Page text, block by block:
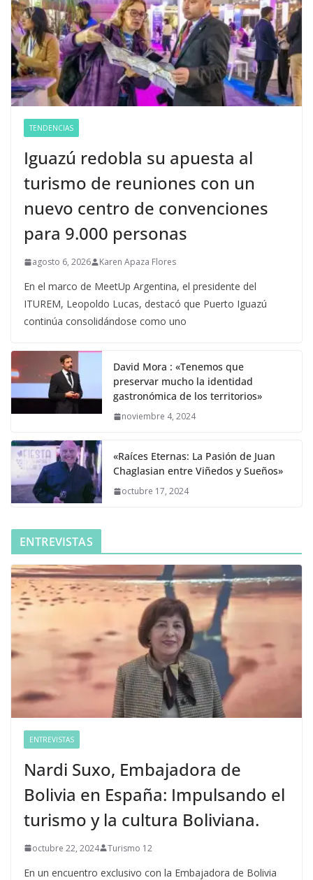
TENDENCIAS
Iguazú redobla su apuesta al
turismo de reuniones con un
nuevo centro de convenciones
para 9.000 personas
agosto 6, 2026 Karen Apaza Flores
En el marco de MeetUp Argentina, el presidente del
ITUREM, Leopoldo Lucas, destacó que Puerto Iguazú
continúa consolidándose como uno
David Mora : «Tenemos que
preservar mucho la identidad
gastronómica de los territorios»
noviembre 4, 2024
«Raíces Eternas: La Pasión de Juan
Chaglasian entre Viñedos y Sueños»
octubre 17, 2024
ENTREVISTAS
ENTREVISTAS
Nardi Suxo, Embajadora de
Bolivia en España: Impulsando el
turismo y la cultura Boliviana.
octubre 22, 2024 Turismo 12
En un encuentro exclusivo con la Embajadora de Bolivia